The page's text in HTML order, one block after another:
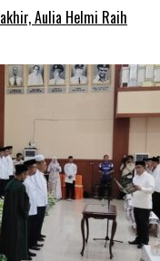
Aulia Helmi Raih